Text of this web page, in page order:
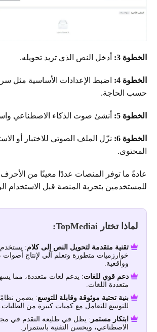
الخطوة 3: أدخل النص الذي تريد تحويله.
الخطوة 4:
اضبط الإعدادات الأساسية مثل
حسب الحاجة.
الخطوة 5: أنشئ صوت الذكاء الاصطناعي
الخطوة 6:
نزّل الملف الصوتي للاختبار أو
المحتوى.
عادةً ما توفر المنصات عددًا معينًا من الأحرف
للمستخدمين بتجربة المنصة قبل الاستخدام
لماذا تختار TopMediai:
تقنية متقدمة لتحويل النص إلى كلام
خوارزميات متطورة وتعلم آلي لإنتاج أصوات
وواقعية.
دعم قوي للغات: يدعم لغات متعددة، مما
متعددة اللغات.
بنية تحتية موثوقة وقابلة للتوسع: يضمن نظامًا
للتوسع للتعامل مع كميات كبيرة من الطلبات.
ابتكار مستمر : يظل في طليعة التقدم في
الاصطناعي، ويحسن التقنية باستمرار.